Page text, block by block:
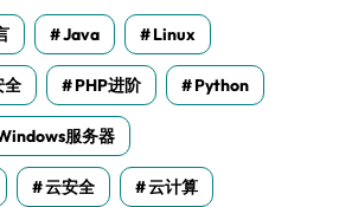
Java Linux
全 PHP进阶 Python
服务器
云安全 云计算